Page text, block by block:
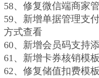
58、修复微信端商家
59、新增单据管理支
方式查看
60、新增会员码支持
61、新增卡券核销模
62、修复储值扣费模